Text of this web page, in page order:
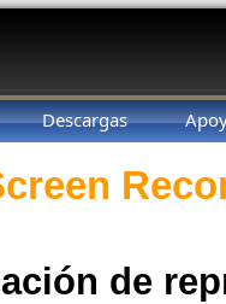
Descargas
de